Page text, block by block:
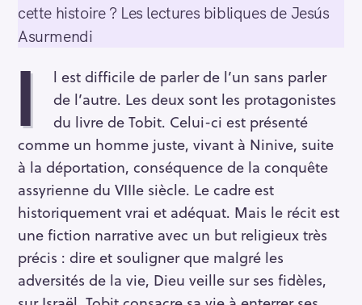
cette histoire ? Les lectures bibliques de Jesús
Asurmendi
I
l est difficile de parler de l’un sans parler
de l’autre. Les deux sont les protagonistes
du livre de Tobit. Celui-ci est présenté
comme un homme juste, vivant à Ninive, suite
à la déportation, conséquence de la conquête
assyrienne du VIIIe siècle. Le cadre est
historiquement vrai et adéquat. Mais le récit est
une fiction narrative avec un but religieux très
précis : dire et souligner que malgré les
adversités de la vie, Dieu veille sur ses fidèles,